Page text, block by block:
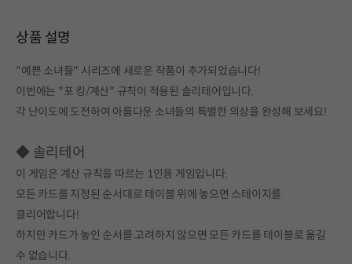
상품 설명
"예쁜 소녀들" 시리즈에 새로운 작품이 추가되었습니다!
이번에는 "포 킹/계산" 규칙이 적용된 솔리테어입니다.
각 난이도에 도전하여 아름다운 소녀들의 특별한 의상을 완성해 보세요!
◆ 솔리테어
이 게임은 계산 규칙을 따르는 1인용 게임입니다.
모든 카드를 지정된 순서대로 테이블 위에 놓으면 스테이지를
클리어합니다!
하지만 카드가 놓인 순서를 고려하지 않으면 모든 카드를 테이블로 옮길
수 없습니다.